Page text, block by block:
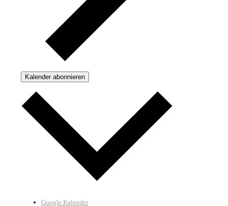
Kalender abonnieren
Google Kalender